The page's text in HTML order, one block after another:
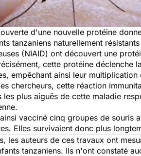
d'une nouvelle protéine
tanzaniens naturellement
(NIAID) ont découvert une
cette protéine déclenche
empêchant ainsi leur
chercheurs, cette réaction
les plus aiguës de cette maladie
vacciné cinq groupes de souris
Elles survivaient donc plus
les auteurs de ces travaux ont
tanzaniens. Ils n'ont constaté